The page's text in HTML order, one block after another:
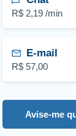
R$ 2,19 /min
E-mail
R$ 57,00
Avise-me